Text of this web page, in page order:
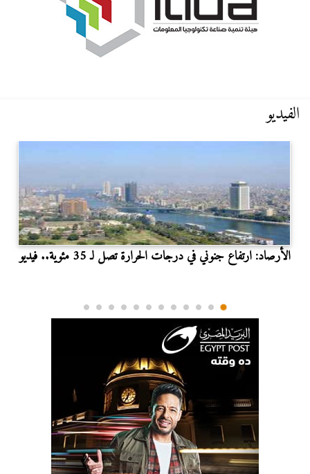
الفيديو
الأرصاد: ارتفاع جنوني في درجات الحرارة تصل لـ 35 مئوية.. فيديو